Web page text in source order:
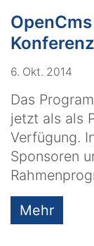
6. Okt. 2014
Das
jetzt als als
Verfügung.
Sponsoren
Mehr